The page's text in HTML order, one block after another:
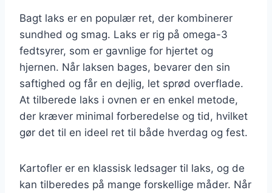
Bagt laks er en populær ret, der kombinerer
sundhed og smag. Laks er rig på omega-3
fedtsyrer, som er gavnlige for hjertet og
hjernen. Når laksen bages, bevarer den sin
saftighed og får en dejlig, let sprød overflade.
At tilberede laks i ovnen er en enkel metode,
der kræver minimal forberedelse og tid, hvilket
gør det til en ideel ret til både hverdag og fest.
Kartofler er en klassisk ledsager til laks, og de
kan tilberedes på mange forskellige måder. Når